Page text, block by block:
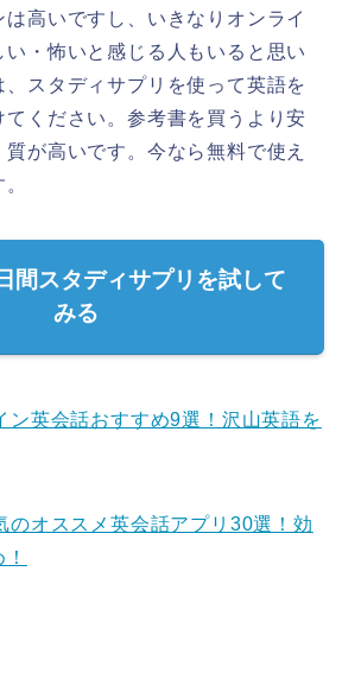
高いですし、いきなりオンライ
い・怖いと感じる人もいると思い
、スタディサプリを使って英語を
ください。参考書を買うより安
が高いです。今なら無料で使え
間スタディサプリを試して
みる
ン英会話おすすめ9選！沢山英語を
のオススメ英会話アプリ30選！効